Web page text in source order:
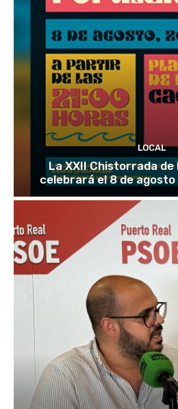
LOCAL
La XXII Chistorrada de
celebrará el 8 de agosto